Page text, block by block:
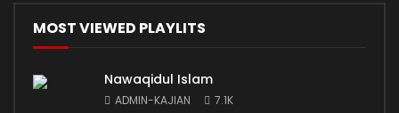
MOST VIEWED PLAYLITS
Nawaqidul Islam
ADMIN-KAJIAN 7.1K